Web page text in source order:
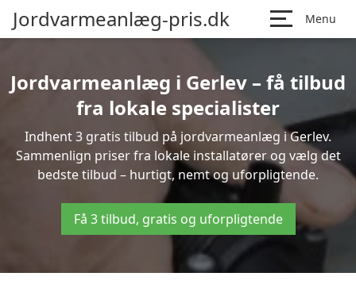
Jordvarmeanlæg-pris.dk Menu
Jordvarmeanlæg i Gerlev – få tilbud
fra lokale specialister
Indhent 3 gratis tilbud på jordvarmeanlæg i Gerlev.
Sammenlign priser fra lokale installatører og vælg det
bedste tilbud – hurtigt, nemt og uforpligtende.
Få 3 tilbud, gratis og uforpligtende